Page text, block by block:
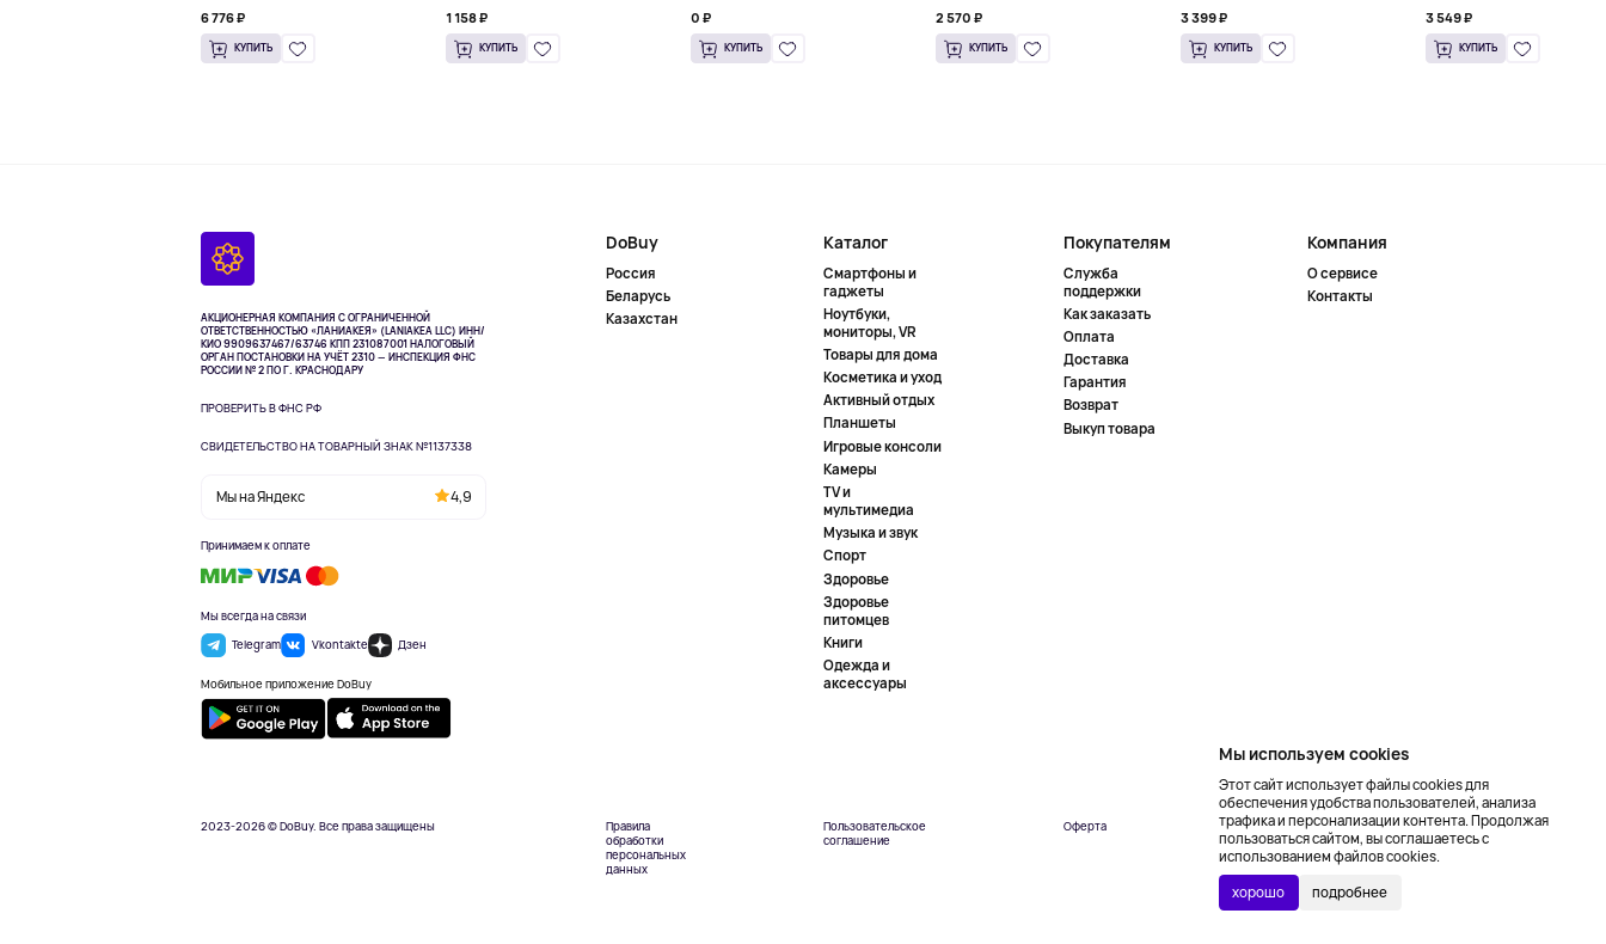
унции)
6 776 ₽
КУПИТЬ
1 158 ₽
КУПИТЬ
0 ₽
КУПИТЬ
2 570 ₽
КУПИТЬ
3 399 ₽
КУПИТЬ
3 549 ₽
КУПИТЬ
АКЦИОНЕРНАЯ КОМПАНИЯ С ОГРАНИЧЕННОЙ
ОТВЕТСТВЕННОСТЬЮ «ЛАНИАКЕЯ» (LANIAKEA LLC) ИНН/
КИО 9909637467/63746 КПП 231087001 НАЛОГОВЫЙ
ОРГАН ПОСТАНОВКИ НА УЧЁТ 2310 — ИНСПЕКЦИЯ ФНС
РОССИИ № 2 ПО Г. КРАСНОДАРУ
ПРОВЕРИТЬ В ФНС РФ
СВИДЕТЕЛЬСТВО НА ТОВАРНЫЙ ЗНАК №1137338
Мы на Яндекс 4,9
Принимаем к оплате
Мы всегда на связи
Telegram
Vkontakte Дзен
Мобильное приложение DoBuy
DoBuy
Россия
Беларусь
Казахстан
Каталог
Смартфоны и
гаджеты
Ноутбуки,
мониторы, VR
Товары для дома
Косметика и уход
Активный отдых
Планшеты
Игровые консоли
Камеры
TV и
мультимедиа
Музыка и звук
Спорт
Здоровье
Здоровье
питомцев
Книги
Одежда и
аксессуары
Покупателям
Служба
поддержки
Как заказать
Оплата
Доставка
Гарантия
Возврат
Выкуп товара
Компания
О сервисе
Контакты
2023-2026 © DoBuy. Все права защищены
Правила
обработки
персональных
данных
Пользовательское
соглашение
Оферта
Создание сайта –
NetLab
Мы используем cookies
Этот сайт использует файлы cookies для
обеспечения удобства пользователей, анализа
трафика и персонализации контента. Продолжая
пользоваться сайтом, вы соглашаетесь с
использованием файлов cookies.
хорошо подробнее